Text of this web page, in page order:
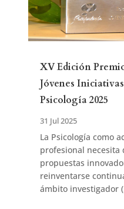
XV Edición
Jóvenes
Psicología 2025
31 Jul 2025
La Psicología como
profesional necesita
propuestas
reinventarse
ámbito investigador